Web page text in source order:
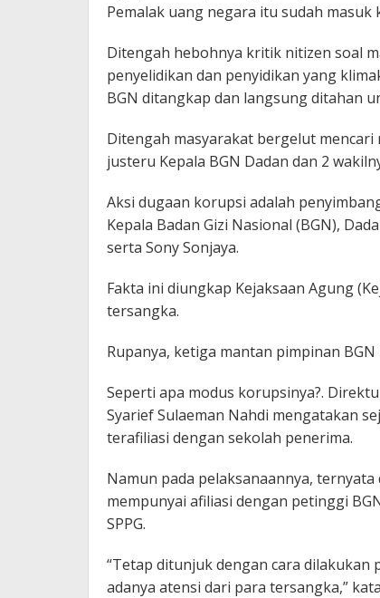
Pemalak uang negara itu sudah
Ditengah hebohnya kritik nitizen soal
penyelidikan dan penyidikan yang
BGN ditangkap dan langsung ditahan
Ditengah masyarakat bergelut
justeru Kepala BGN Dadan dan 2
Aksi dugaan korupsi adalah
Kepala Badan Gizi Nasional (BGN),
serta Sony Sonjaya.
Fakta ini diungkap Kejaksaan Agung
tersangka.
Rupanya, ketiga mantan pimpinan
Seperti apa modus korupsinya?.
Syarief Sulaeman Nahdi mengatakan
terafiliasi dengan sekolah penerima.
Namun pada pelaksanaannya,
mempunyai afiliasi dengan petinggi
SPPG.
“Tetap ditunjuk dengan cara
adanya atensi dari para tersangka,”